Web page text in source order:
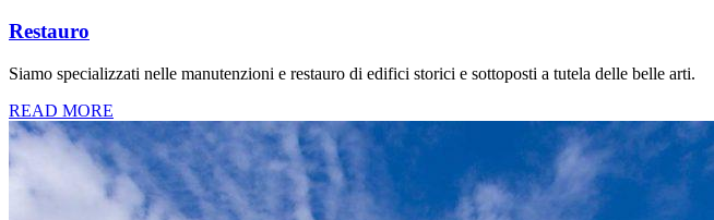
Restauro
Siamo specializzati nelle manutenzioni e restauro di edifici storici e sottoposti a tutela delle belle arti.
READ MORE